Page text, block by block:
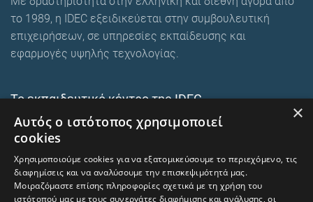
το 1989, η IDEC εξειδικεύεται στην συμβουλευτική
επιχειρήσεων, σε υπηρεσίες εκπαίδευσης και
εφαρμογές υψηλής τεχνολογίας.
Το εκπαιδευτικό κέντρο της IDEC
Ευρωπαϊκά εκπαιδευτικά προγράμματα
Ενδοεταιρικά σεμινάρια
×
Αυτός ο ιστότοπος χρησιμοποιεί
cookies
Χρησιμοποιούμε cookies για να εξατομικεύσουμε το περιεχόμενο, τις
διαφημίσεις και να αναλύσουμε την επισκεψιμότητά μας.
Μοιραζόμαστε επίσης πληροφορίες σχετικά με τη χρήση του
ιστότοπού μας με τους συνεργάτες διαφήμισης και ανάλυσης, οι